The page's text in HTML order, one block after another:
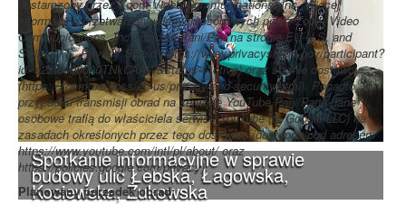
Spotkanie informacyjne w sprawie
budowy ulic Łebska, Łagowska,
Kociewska, Żukowska
dostarczony przez Zoom Video Communications, Inc. Więcej
informacji o przetwarzaniu danych osobowych przez Zoom Video
Communications, Inc znajdzie Pani/Pan na stronie EU-U.S. and
Swiss-U.S. Privacy Shield (https://www.privacyshield.gov/participant?
id=a2zt0000000TNkCAAW&status=Active) oraz stronie dostawcy
(https://zoom.us/docs/en-us/privacy-and-security.html). Ponadto, w
przypadku transmisji obrad na serwisie YouTube Pani/Pana dane
osobowe trafią do właściciela serwisu YouTube (tj. Google LLC) na
zasadach określonych przez tego dostawcę (dostępne pod adresem
https://www.youtube.com/intl/pl/about/ oraz
https://policies.google.com/privacy).
Planowany porządek obrad: